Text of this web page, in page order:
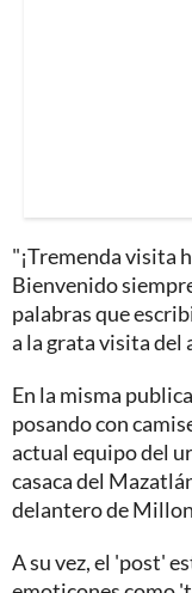
"¡Tremenda visita
Bienvenido
palabras que
a la grata visita del
En la misma
posando con
actual equipo del
casaca del
delantero de
A su vez, el 'post'